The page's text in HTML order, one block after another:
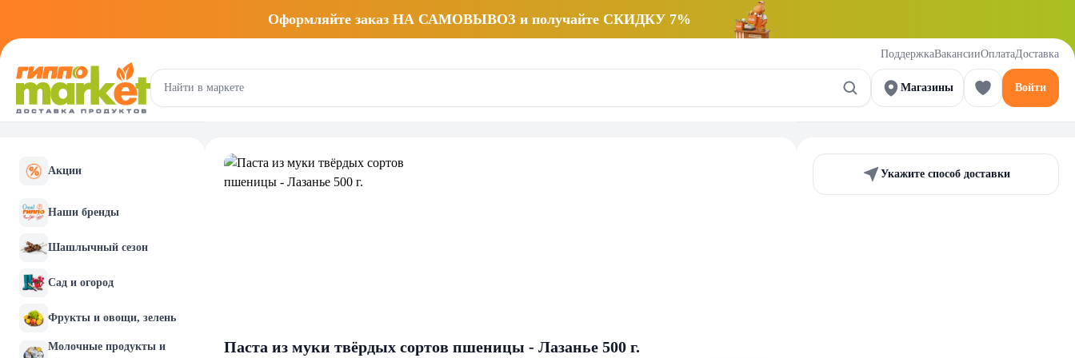
Оформляйте заказ НА САМОВЫВОЗ и получайте СКИДКУ 7%
ПоддержкаВакансииОплатаДоставка
Магазины Войти
Акции
Наши бренды
Шашлычный сезон
Сад и огород
Фрукты и овощи, зелень
Молочные продукты и
Паста из муки твёрдых сортов пшеницы - Лазанье 500 г.
Укажите способ доставки